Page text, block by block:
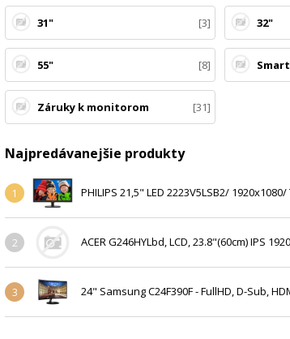
31" 3 32"
55" 8
Záruky k monitorom 31
Najpredávanejšie produkty
1 PHILIPS 21,5" LED 2223V5LSB2/
2 ACER G246HYLbd, LCD, 23.8"(60cm) IPS
3 24" Samsung C24F390F - FullHD, D-Sub,